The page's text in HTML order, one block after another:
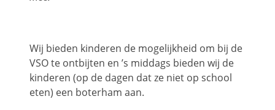
Wij bieden kinderen de mogelijkheid om bij de
VSO te ontbijten en ’s middags bieden wij de
kinderen (op de dagen dat ze niet op school
eten) een boterham aan.